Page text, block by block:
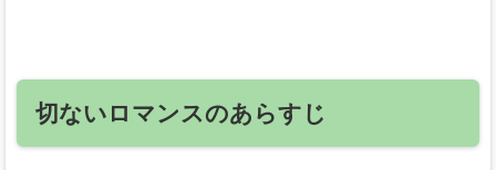
切ないロマンスのあらすじ